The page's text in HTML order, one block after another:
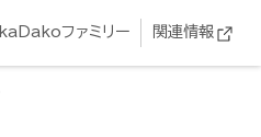
ファミリー 関連情報